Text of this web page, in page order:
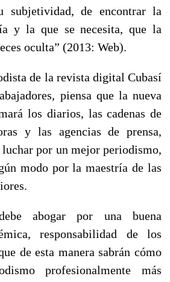
subjetividad, de encontrar la
y la que se necesita, que la
oculta” (2013: Web).
de la revista digital Cubasí
piensa que la nueva
los diarios, las cadenas de
y las agencias de prensa,
luchar por un mejor periodismo,
modo por la maestría de las
abogar por una buena
responsabilidad de los
de esta manera sabrán cómo
profesionalmente más